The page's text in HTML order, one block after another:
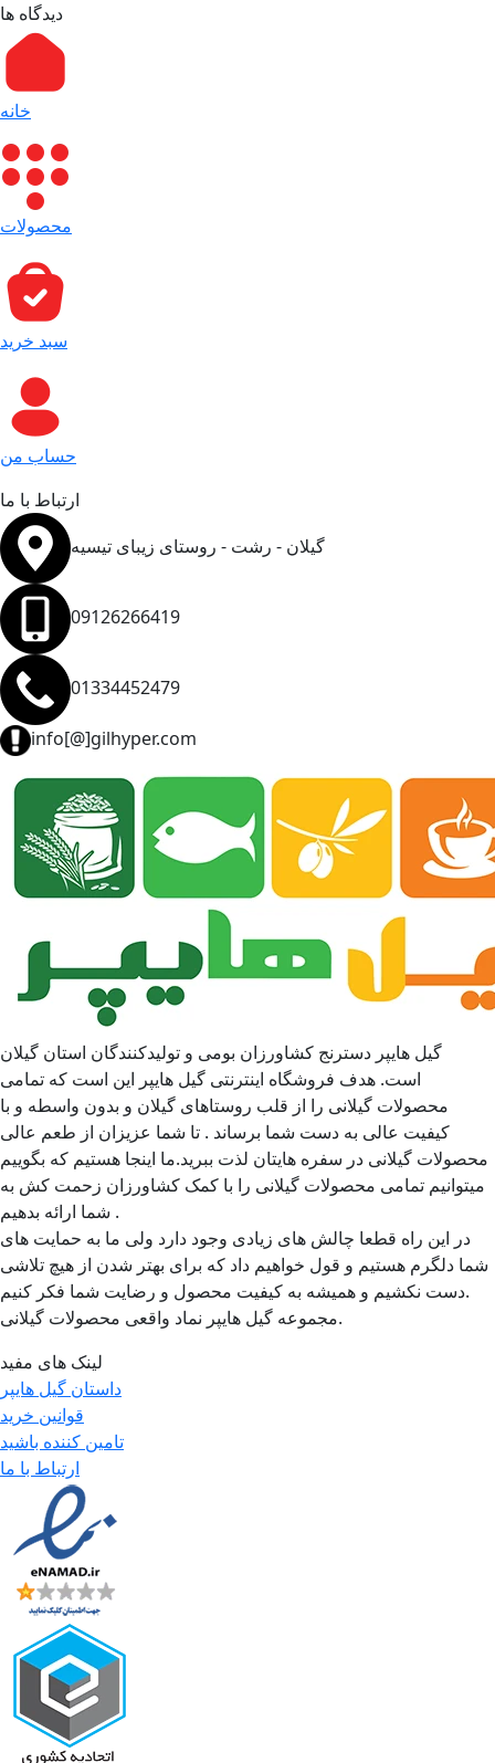
دیدگاه ها
خانه
محصولات
سبد خرید
حساب من
ارتباط با ما
گیلان - رشت - روستای زیبای تیسیه
09126266419
01334452479
info[@]gilhyper.com
گیل هایپر دسترنج کشاورزان بومی و تولیدکنندگان استان گیلان
است. هدف فروشگاه اینترنتی گیل هایپر این است که تمامی
محصولات گیلانی را از قلب روستاهای گیلان و بدون واسطه و با
کیفیت عالی به دست شما برساند . تا شما عزیزان از طعم عالی
محصولات گیلانی در سفره هایتان لذت ببرید.ما اینجا هستیم که بگوییم
میتوانیم تمامی محصولات گیلانی را با کمک کشاورزان زحمت کش به
شما ارائه بدهیم .
در این راه قطعا چالش های زیادی وجود دارد ولی ما به حمایت های
شما دلگرم هستیم و قول خواهیم داد که برای بهتر شدن از هیچ تلاشی
دست نکشیم و همیشه به کیفیت محصول و رضایت شما فکر کنیم.
مجموعه گیل هایپر نماد واقعی محصولات گیلانی.
لینک های مفید
داستان گیل هایپر
قوانین خرید
تامین کننده باشید
ارتباط با ما